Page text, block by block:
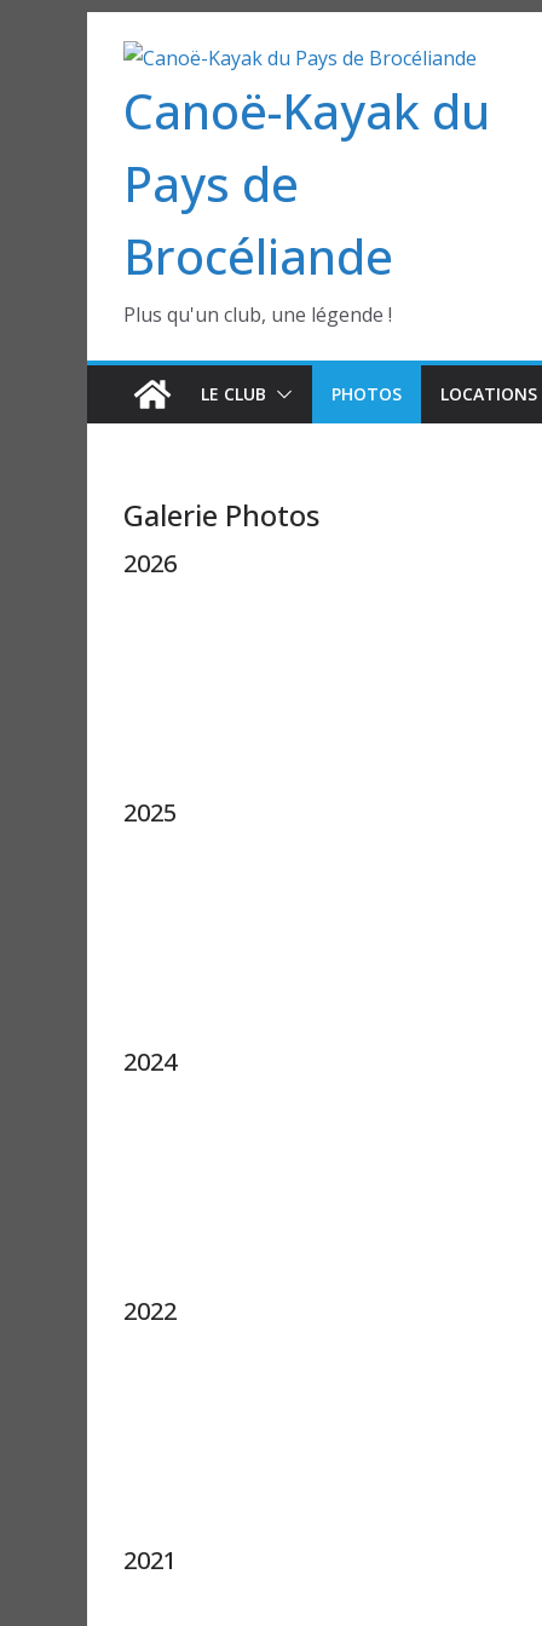
contenuCanoë-Kayak du
Pays de
Brocéliande
Plus qu'un club, une légende !
LE CLUB PHOTOS
Galerie Photos
2026
2025
2024
2022
2021